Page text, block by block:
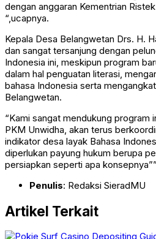
dengan anggaran Kementrian
“,ucapnya.
Kepala Desa Belangwetan Drs. H.
dan sangat tersanjung dengan
Indonesia ini, meskipun program
dalam hal penguatan literasi,
bahasa Indonesia serta
Belangwetan.
“Kami sangat mendukung program
PKM Unwidha, akan terus
indikator desa layak Bahasa
diperlukan payung hukum berupa
persiapkan seperti apa
Penulis: Redaksi SieradMU
Artikel Terkait